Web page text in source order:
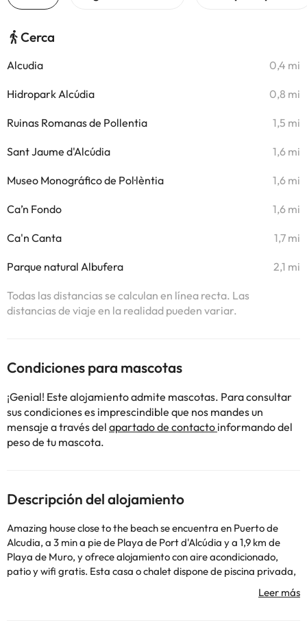
Cerca
Alcudia 0,4 mi
Hidropark Alcúdia 0,8 mi
Ruinas Romanas de Pollentia 1,5 mi
Sant Jaume d'Alcúdia 1,6 mi
Museo Monográfico de Pol·lèntia 1,6 mi
Ca’n Fondo 1,6 mi
Ca'n Canta 1,7 mi
Parque natural Albufera 2,1 mi
Todas las distancias se calculan en línea recta. Las
distancias de viaje en la realidad pueden variar.
Condiciones para mascotas
¡Genial! Este alojamiento admite mascotas. Para consultar
sus condiciones es imprescindible que nos mandes un
mensaje a través del apartado de contacto informando del
peso de tu mascota.
Descripción del alojamiento
Amazing house close to the beach se encuentra en Puerto de
Alcudia, a 3 min a pie de Playa de Port d'Alcúdia y a 1,9 km de
Playa de Muro, y ofrece alojamiento con aire acondicionado,
patio y wifi gratis. Esta casa o chalet dispone de piscina privada,
dormitorios, 2 baños, ropa de cama, toallas, TV de pantalla